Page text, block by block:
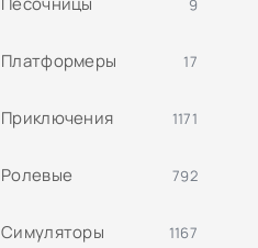
Платформеры 17
Приключения 1171
Ролевые 792
Симуляторы 1167